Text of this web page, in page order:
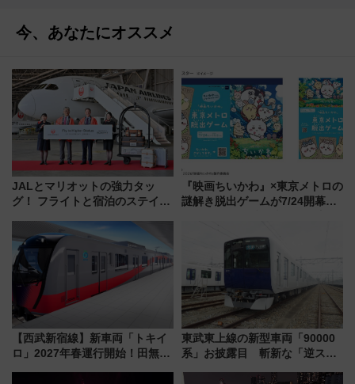
今、あなたにオススメ
JALとマリオットの強力タッ
グ！ フライトと宿泊のステイタ
上級会員資格を効率よく獲得す
る方法を解説
『映画ちいかわ』×東京メトロの
謎解き脱出ゲームが7/24開幕！
【西武新宿線】新車両「トキイ
ロ」2027年春運行開始！田無・
東武東上線の新型車両「90000
系」お披露目 斬新な「逆スラ